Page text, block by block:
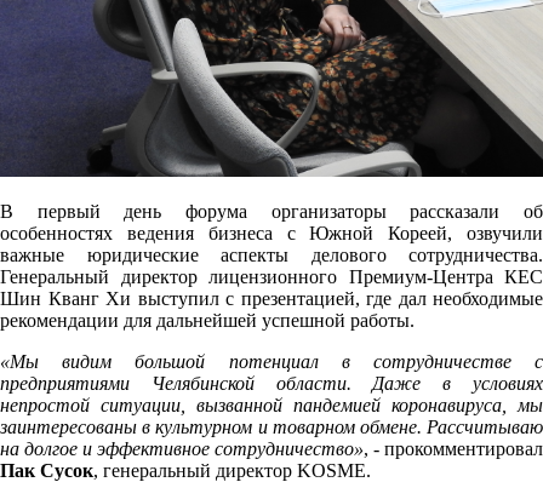
В первый день форума организаторы рассказали об
особенностях ведения бизнеса с Южной Кореей, озвучили
важные юридические аспекты делового сотрудничества.
Генеральный директор лицензионного Премиум-Центра КЕС
Шин Кванг Хи выступил с презентацией, где дал необходимые
рекомендации для дальнейшей успешной работы.
«Мы видим большой потенциал в сотрудничестве с
предприятиями Челябинской области. Даже в условиях
непростой ситуации, вызванной пандемией коронавируса, мы
заинтересованы в культурном и товарном обмене. Рассчитываю
на долгое и эффективное сотрудничество», - прокомментировал
Пак Сусок, генеральный директор KOSME.